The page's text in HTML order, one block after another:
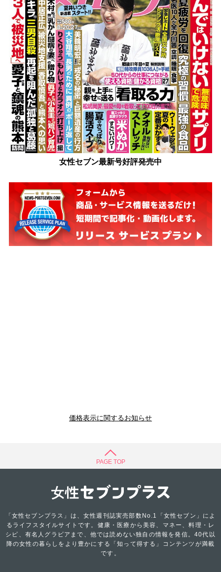
女性セブン最新号好評発売中
価格表示に関するお知らせ
PAGE TOP
「女性セブンプラス」は、女性週刊誌実売部数No.1「女性セブン」によ
るライフスタイルサイトです。健康・医療から美容、マネー、料理・レ
シピ、有名人グラビアまで、他では読めない独自の情報を発信。40代以
降の女性の暮らしをより豊かにする「知って得する」コンテンツが満載
です。